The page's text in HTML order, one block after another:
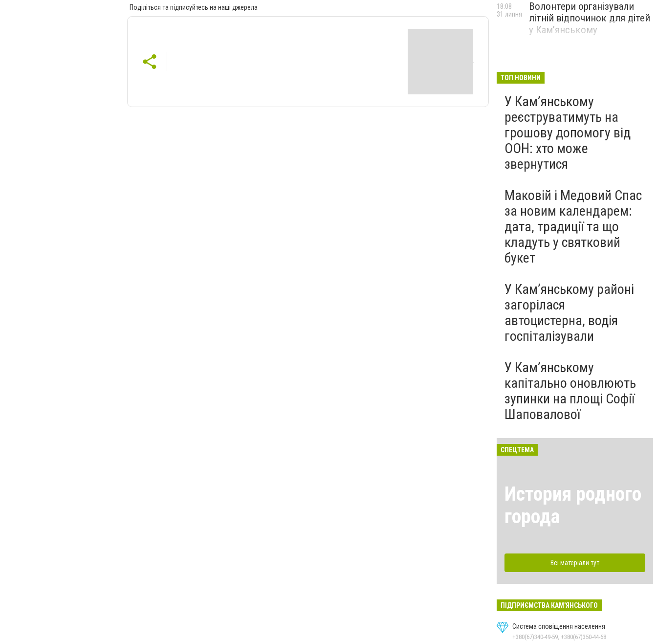
Поділіться та підписуйтесь на наші джерела
Волонтери організували
літній відпочинок для дітей
у Кам’янському
18:08
31 липня
ТОП НОВИНИ
У Кам’янському
реєструватимуть на
грошову допомогу від
ООН: хто може
звернутися
Маковій і Медовий Спас
за новим календарем:
дата, традиції та що
кладуть у святковий
букет
У Кам’янському районі
загорілася
автоцистерна, водія
госпіталізували
У Кам’янському
капітально оновлюють
зупинки на площі Софії
Шаповалової
СПЕЦТЕМА
История родного
города
Всі матеріали тут
ПІДПРИЄМСТВА КАМ'ЯНСЬКОГО
Система сповіщення населення
+380(67)340-49-59, +380(67)350-44-68